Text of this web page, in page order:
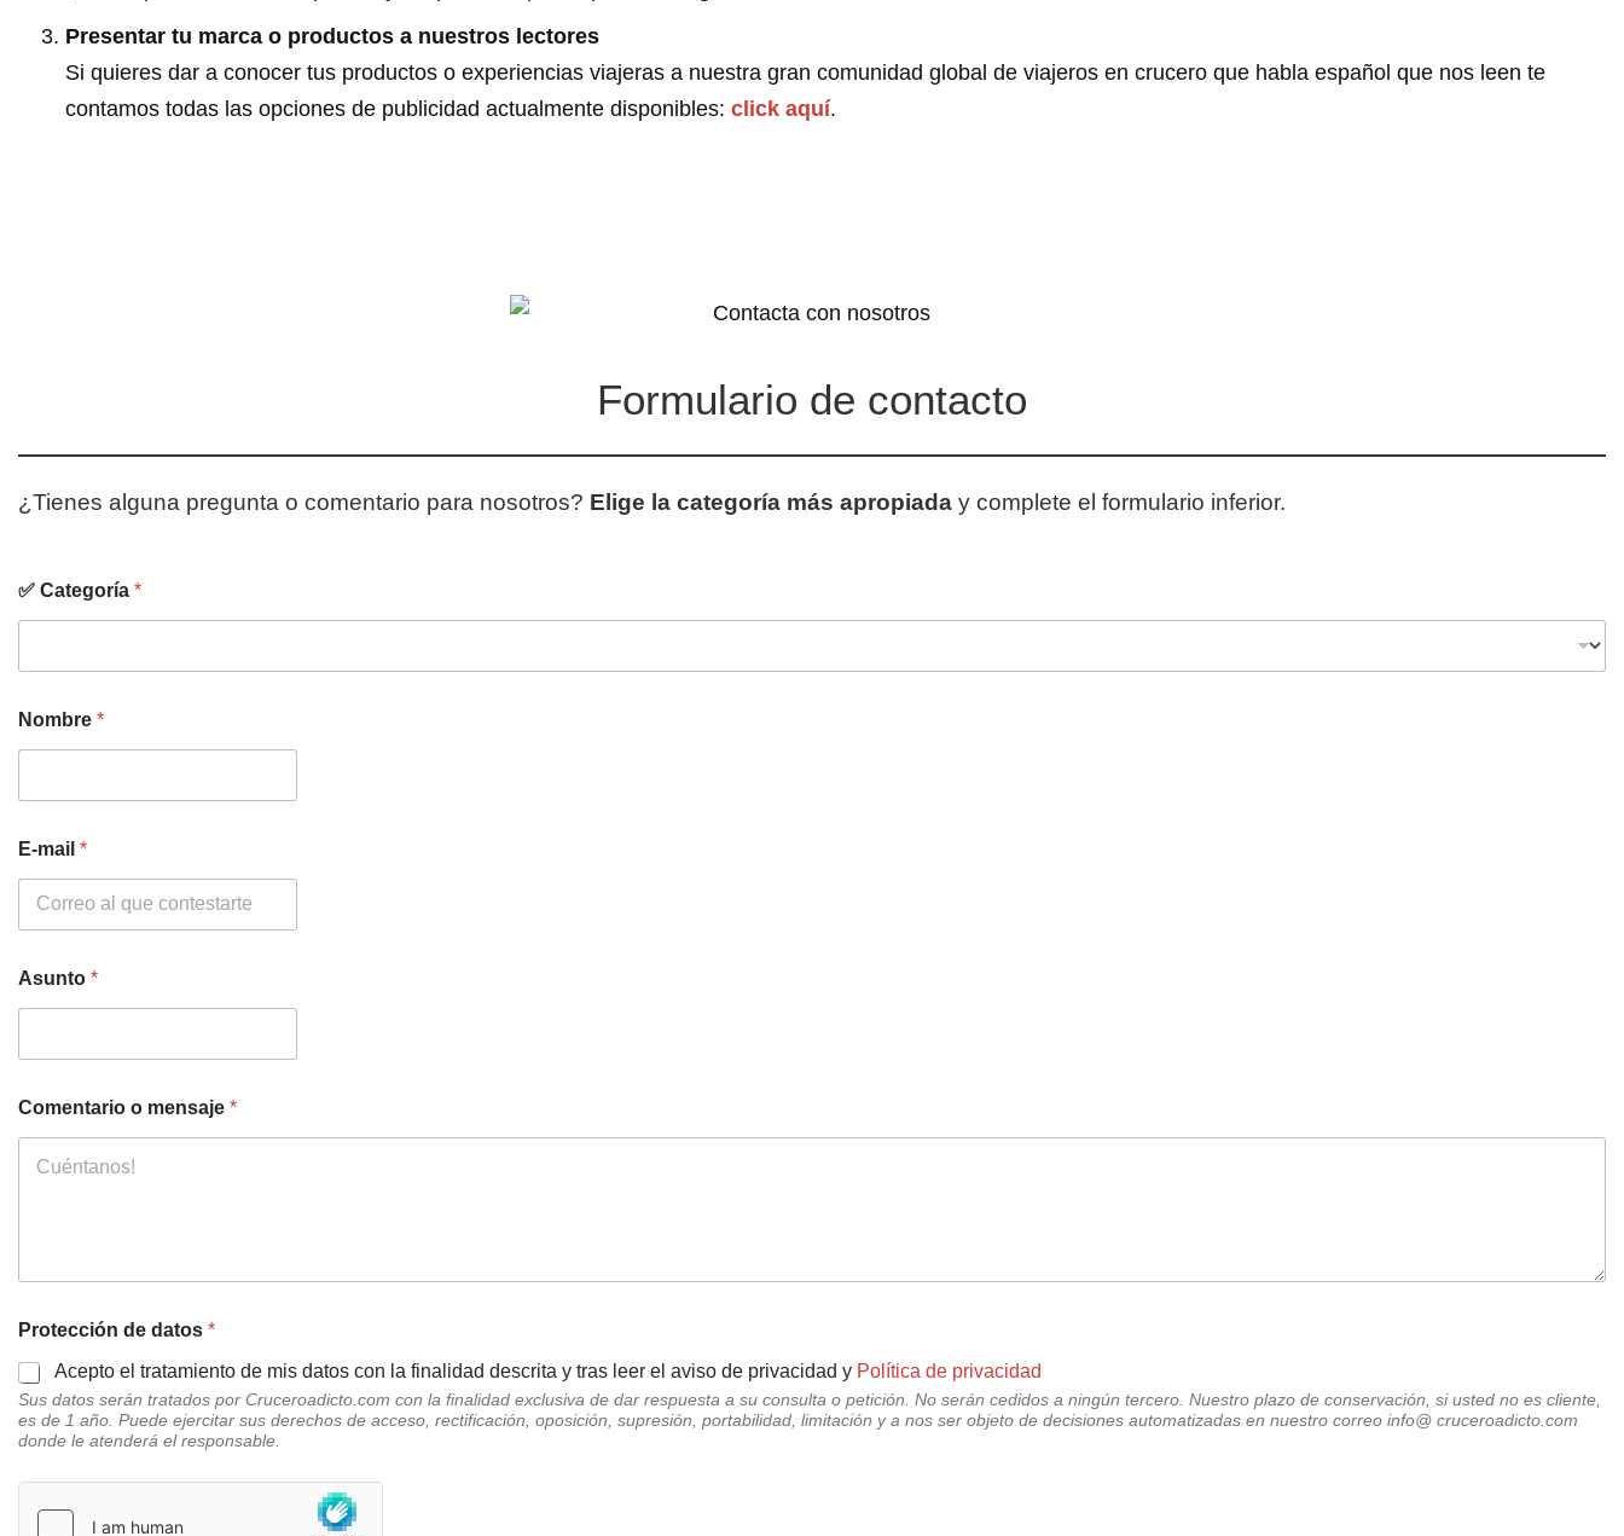
Presentar tu marca o productos a nuestros lectores
Si quieres dar a conocer tus productos o experiencias viajeras a nuestra gran comunidad global de viajeros en crucero que habla español que nos leen te
contamos todas las opciones de publicidad actualmente disponibles: click aquí.
Formulario de contacto
¿Tienes alguna pregunta o comentario para nosotros? Elige la categoría más apropiada y complete el formulario inferior.
✅ Categoría *
Nombre *
E-mail *
Asunto *
Comentario o mensaje *
Protección de datos *
Acepto el tratamiento de mis datos con la finalidad descrita y tras leer el aviso de privacidad y Política de privacidad
Sus datos serán tratados por Cruceroadicto.com con la finalidad exclusiva de dar respuesta a su consulta o petición. No serán cedidos a ningún tercero. Nuestro plazo de conservación, si usted no es cliente,
es de 1 año. Puede ejercitar sus derechos de acceso, rectificación, oposición, supresión, portabilidad, limitación y a nos ser objeto de decisiones automatizadas en nuestro correo info@ cruceroadicto.com
donde le atenderá el responsable.